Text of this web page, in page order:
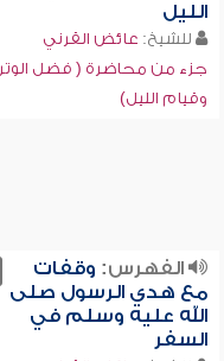
الليل
للشيخ: عائض القرني
جزء من محاضرة ( فضل الوتر
وقيام الليل)
الفهرس: وقفات
مع هدي الرسول صلى
الله عليه وسلم في
السفر